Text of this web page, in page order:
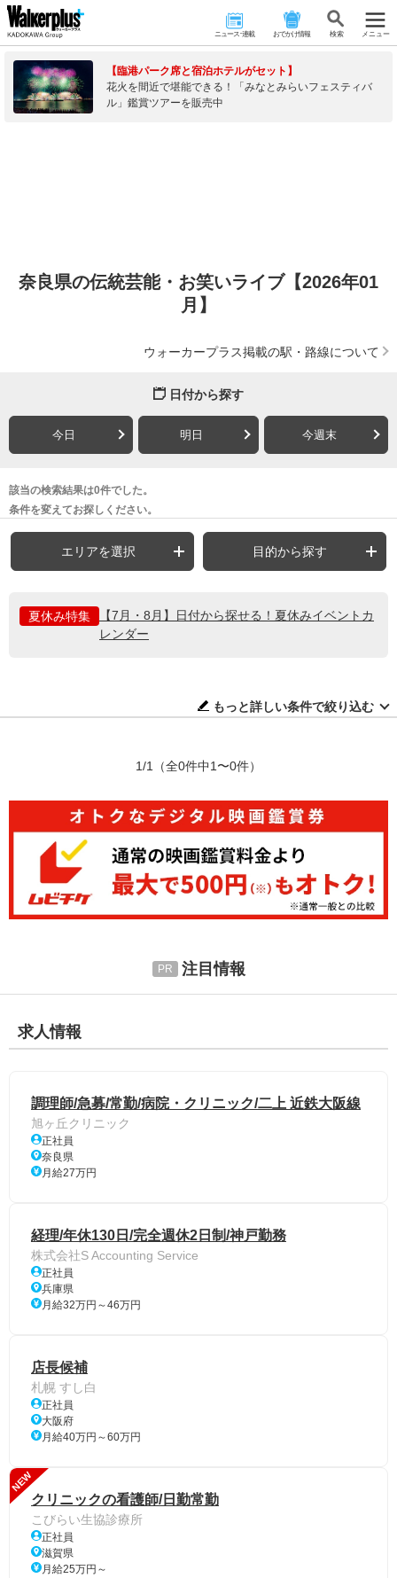
ニュース･連載 おでかけ情報 検 索 メニュー
【臨港パーク席と宿泊ホテルがセット】
花火を間近で堪能できる！「みなとみらいフェスティバ
ル」鑑賞ツアーを販売中
奈良県の伝統芸能・お笑いライブ【2026年01
月】
ウォーカープラス掲載の駅・路線について
日付から探す
今日 明日 今週末
該当の検索結果は0件でした。
条件を変えてお探しください。
エリアを選択 目的から探す
夏休み特集
【7月・8月】日付から探せる！夏休みイベントカ
レンダー
もっと詳しい条件で絞り込む
1/1 （全0件中1〜0件）
注目情報
求人情報
調理師/急募/常勤/病院・クリニック/二上 近鉄大阪線
旭ヶ丘クリニック
正社員
奈良県
月給27万円
経理/年休130日/完全週休2日制/神戸勤務
株式会社S Accounting Service
正社員
兵庫県
月給32万円～46万円
店長候補
札幌 すし白
正社員
大阪府
月給40万円～60万円
NEW
クリニックの看護師/日勤常勤
こびらい生協診療所
正社員
滋賀県
月給25万円～